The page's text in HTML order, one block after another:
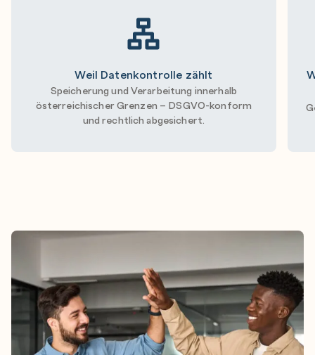
Weil Datenkontrolle zählt
Speicherung und Verarbeitung innerhalb
österreichischer Grenzen – DSGVO-konform
und rechtlich abgesichert.